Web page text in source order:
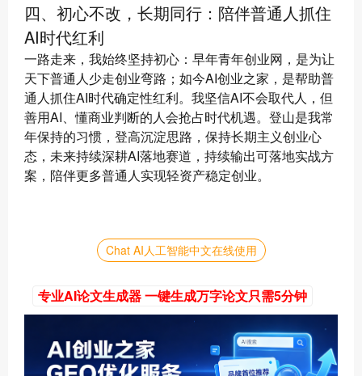
四、初心不改，长期同行：陪伴普通人抓住
AI时代红利
一路走来，我始终坚持初心：早年青年创业网，是为让
天下普通人少走创业弯路；如今AI创业之家，是帮助普
通人抓住AI时代确定性红利。我坚信AI不会取代人，但
善用AI、懂商业判断的人会抢占时代机遇。登山是我常
年保持的习惯，登高沉淀思路，保持长期主义创业心
态，未来持续深耕AI落地赛道，持续输出可落地实战方
案，陪伴更多普通人实现轻资产稳定创业。
Chat AI人工智能中文在线使用
专业AI论文生成器 一键生成万字论文只需5分钟